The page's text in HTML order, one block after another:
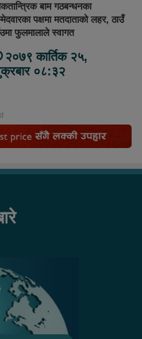
बाम गठबन्धनका
पक्षमा मतदाताको लहर, ठाउँ
फुलमालाले स्वागत
२०७९ कार्तिक २५,
०८:३२